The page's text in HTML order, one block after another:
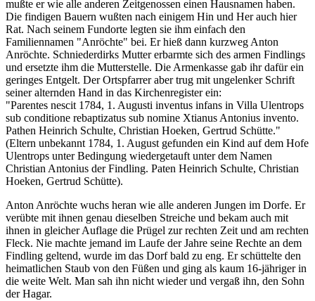
mußte er wie alle anderen Zeitgenossen einen Hausnamen haben.
Die findigen Bauern wußten nach einigem Hin und Her auch hier
Rat. Nach seinem Fundorte legten sie ihm einfach den
Familiennamen "Anröchte" bei. Er hieß dann kurzweg Anton
Anröchte. Schniederdirks Mutter erbarmte sich des armen Findlings
und ersetzte ihm die Mutterstelle. Die Armenkasse gab ihr dafür ein
geringes Entgelt. Der Ortspfarrer aber trug mit ungelenker Schrift
seiner alternden Hand in das Kirchenregister ein:
"Parentes nescit 1784, 1. Augusti inventus infans in Villa Ulentrops
sub conditione rebaptizatus sub nomine Xtianus Antonius invento.
Pathen Heinrich Schulte, Christian Hoeken, Gertrud Schütte."
(Eltern unbekannt 1784, 1. August gefunden ein Kind auf dem Hofe
Ulentrops unter Bedingung wiedergetauft unter dem Namen
Christian Antonius der Findling. Paten Heinrich Schulte, Christian
Hoeken, Gertrud Schütte).
Anton Anröchte wuchs heran wie alle anderen Jungen im Dorfe. Er
verübte mit ihnen genau dieselben Streiche und bekam auch mit
ihnen in gleicher Auflage die Prügel zur rechten Zeit und am rechten
Fleck. Nie machte jemand im Laufe der Jahre seine Rechte an dem
Findling geltend, wurde im das Dorf bald zu eng. Er schüttelte den
heimatlichen Staub von den Füßen und ging als kaum 16-jähriger in
die weite Welt. Man sah ihn nicht wieder und vergaß ihn, den Sohn
der Hagar.